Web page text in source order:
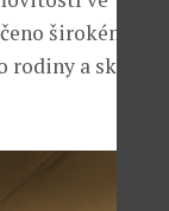
širokému
a skupiny,